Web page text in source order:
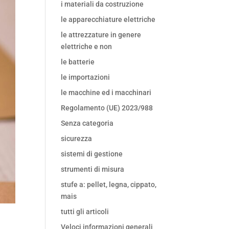
i materiali da costruzione
le apparecchiature elettriche
le attrezzature in genere
elettriche e non
le batterie
le importazioni
le macchine ed i macchinari
Regolamento (UE) 2023/988
Senza categoria
sicurezza
sistemi di gestione
strumenti di misura
stufe a: pellet, legna, cippato,
mais
tutti gli articoli
Veloci informazioni generali